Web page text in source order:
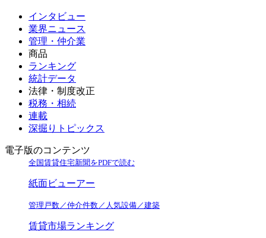
インタビュー
業界ニュース
管理・仲介業
商品
ランキング
統計データ
法律・制度改正
税務・相続
連載
深掘りトピックス
電子版のコンテンツ
全国賃貸住宅新聞をPDFで読む
紙面ビューアー
管理戸数／仲介件数／人気設備／建築
賃貸市場ランキング